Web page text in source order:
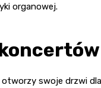
organowej.
otworzy swoje drzwi